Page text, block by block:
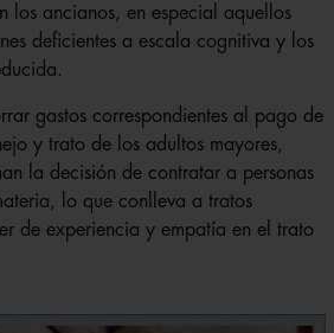
los ancianos, en especial aquellos
deficientes a escala cognitiva y los
gastos correspondientes al pago de
y trato de los adultos mayores,
la decisión de contratar a personas
lo que conlleva a tratos
de experiencia y empatía en el trato